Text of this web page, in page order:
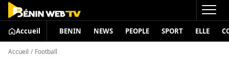
Accueil BENIN NEWS PEOPLE SPORT ELLE
Accueil / Football